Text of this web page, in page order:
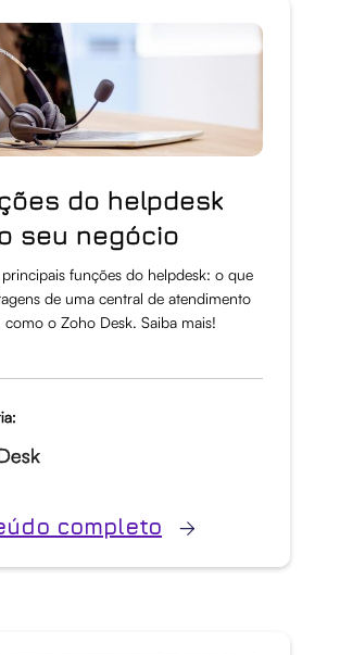
do helpdesk
seu negócio
funções do helpdesk: o que
de uma central de atendimento
como o Zoho Desk. Saiba mais!
completo